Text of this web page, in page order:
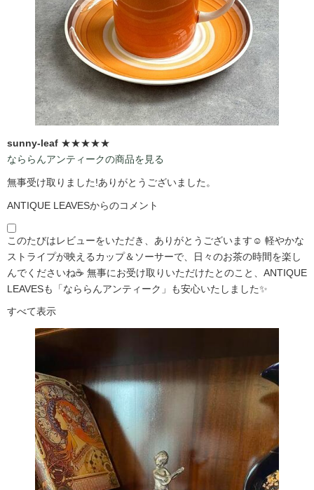
sunny-leaf ★★★★★
なららんアンティークの商品を見る
無事受け取りました!ありがとうございました。
ANTIQUE LEAVESからのコメント
このたびはレビューをいただき、ありがとうございます☺️ 軽やかな
ストライプが映えるカップ＆ソーサーで、日々のお茶の時間を楽し
んでくださいね☕ 無事にお受け取りいただけたとのこと、ANTIQUE
LEAVESも「なららんアンティーク」も安心いたしました✨
すべて表示